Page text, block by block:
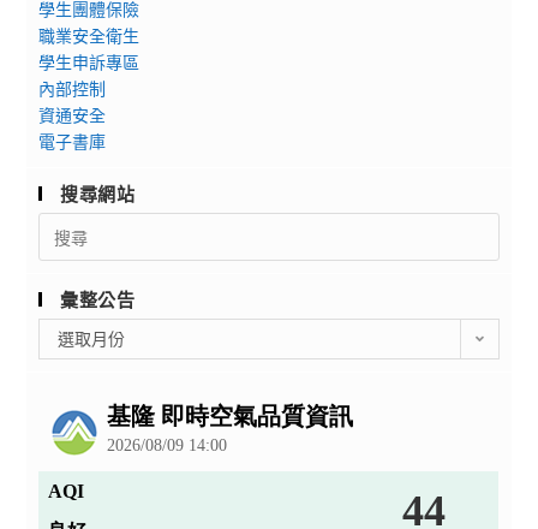
學生團體保險
職業安全衛生
學生申訴專區
內部控制
資通安全
電子書庫
搜尋網站
Search
for:
彙整公告
整
選取月份